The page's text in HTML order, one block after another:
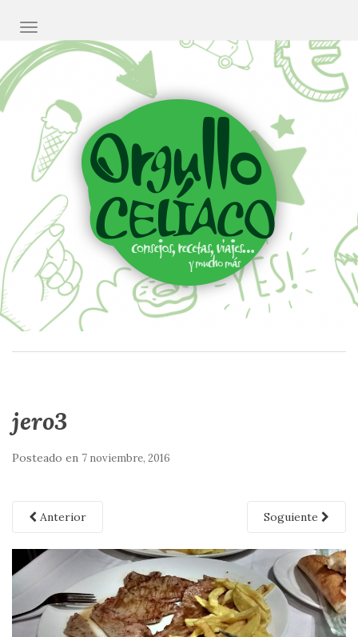
CAMBIAR NAVEGACIÓN
jero3
Posteado en 7 noviembre, 2016
Anterior Soguiente